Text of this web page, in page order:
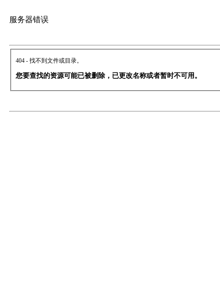
服务器错误
404 - 找不到文件或目录。
您要查找的资源可能已被删除，已更改名称或者暂时不可用。